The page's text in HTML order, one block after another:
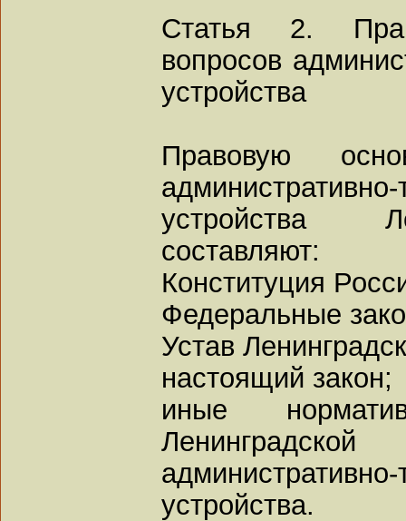
Статья 2.
вопросов
устройства
Правовую
административно-
устройства
составляют:
Конституция
Федеральные
Устав
настоящий закон;
иные
административно-
устройства.